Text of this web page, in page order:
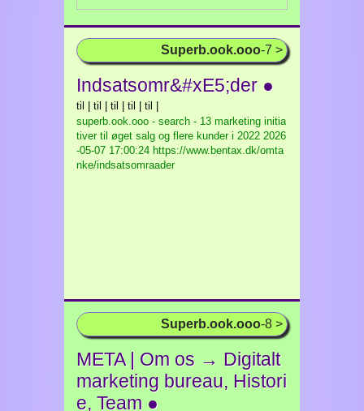
Superb.ook.ooo-7 >
Indsatsomr&#xE5;der ●
til | til | til | til | til |
superb.ook.ooo - search - 13 marketing initia
tiver til øget salg og flere kunder i 2022 2026
-05-07 17:00:24 https://www.bentax.dk/omta
nke/indsatsomraader
Superb.ook.ooo-8 >
META | Om os → Digitalt
marketing bureau, Histori
e, Team ●